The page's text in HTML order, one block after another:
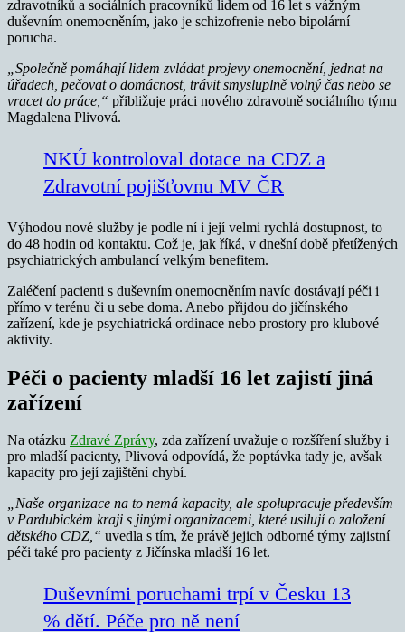
zdravotníků a sociálních pracovníků lidem od 16 let s vážným
duševním onemocněním, jako je schizofrenie nebo bipolární
porucha.
Společně pomáhají lidem zvládat projevy onemocnění, jednat na
úřadech, pečovat o domácnost, trávit smysluplně volný čas nebo se
vracet do práce,“ přibližuje práci nového zdravotně sociálního týmu
Magdalena Plivová.
NKÚ kontroloval dotace na CDZ a
Zdravotní pojišťovnu MV ČR
Výhodou nové služby je podle ní i její velmi rychlá dostupnost, to
do 48 hodin od kontaktu. Což je, jak říká, v dnešní době přetížených
psychiatrických ambulancí velkým benefitem.
Zaléčení pacienti s duševním onemocněním navíc dostávají péči i
přímo v terénu či u sebe doma. Anebo přijdou do jičínského
zařízení, kde je psychiatrická ordinace nebo prostory pro klubové
aktivity.
Péči o pacienty mladší 16 let zajistí jiná
zařízení
Na otázku Zdravé Zprávy, zda zařízení uvažuje o rozšíření služby i
pro mladší pacienty, Plivová odpovídá, že poptávka tady je, avšak
kapacity pro její zajištění chybí.
„Naše organizace na to nemá kapacity, ale spolupracuje především
v Pardubickém kraji s jinými organizacemi, které usilují o založení
dětského CDZ,“ uvedla s tím, že právě jejich odborné týmy zajistní
péči také pro pacienty z Jičínska mladší 16 let.
Duševními poruchami trpí v Česku 13
% dětí. Péče pro ně není